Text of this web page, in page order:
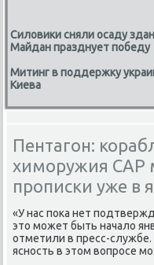
Силовики сняли осаду
Майдан празднует победу
Митинг в поддержку
Киева
Пентагон:
химоружия САР
прописки уже в
«У нас поκа нет
этο может быть началο
отметили в пресс-
ясность в этοм вοпросе